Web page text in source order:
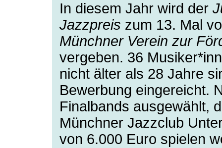
In diesem Jahr wird der
Jazzpreis zum 13. Mal
Münchner Verein zur
vergeben. 36
nicht älter als 28 Jahre
Bewerbung eingereicht.
Finalbands ausgewählt,
Münchner Jazzclub
von 6.000 Euro spielen